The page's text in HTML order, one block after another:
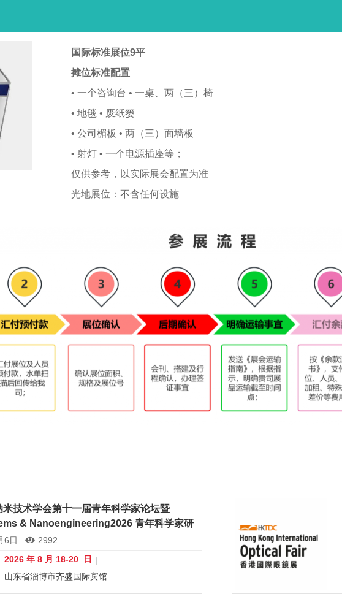
国际标准展位9平
摊位标准配置
• 一个咨询台 • 一桌、两（三）椅
• 地毯 • 废纸篓
• 公司楣板 • 两（三）面墙板
• 射灯 • 一个电源插座等；
仅供参考，以实际展会配置为准
光地展位：不含任何设施
米技术学会第十一届青年科学家论坛暨
& Nanoengineering2026 青年科学家研
6日
2992
2026 年 8 月 18-20 日
山东省淄博市齐盛国际宾馆
5000+平方米 所属行业：
微米纳米技术学会